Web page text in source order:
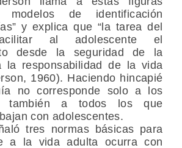
de identificación
y explica que “la tarea del
al adolescente el
desde la seguridad de la
la responsabilidad de la vida
1960). Haciendo hincapié
no corresponde solo a los
también a todos los que
con adolescentes.
tres normas básicas para
a la vida adulta ocurra con